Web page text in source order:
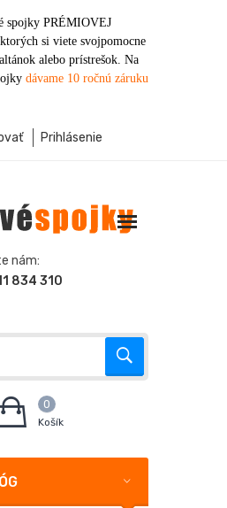
spojky PRÉMIOVEJ
si viete svojpomocne
alebo prístrešok. Na
dávame 10 ročnú záruku
Prihlásenie
nám:
834 310
0
Košík